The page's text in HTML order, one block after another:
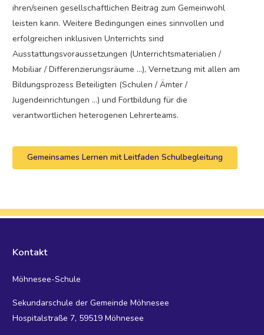
ihren/seinen gesellschaftlichen Beitrag zum Gemeinwohl
leisten kann. Weitere Bedingungen eines sinnvollen und
erfolgreichen inklusiven Unterrichts sind
Ausstattungsvoraussetzungen (Unterrichtsmaterialien /
Mobiliar / Differenzierungsräume …), Vernetzung mit allen am
Bildungsprozess Beteiligten (Schulen / Ämter /
Jugendeinrichtungen …) und Fortbildung für die
verantwortlichen heterogenen Lehrerteams.
Gemeinsames Lernen mit Leitfaden Schulbegleitung
Kontakt
Möhnesee-Schule
Sekundarschule der Gemeinde Möhnesee
Hospitalstraße 7, 59519 Möhnesee